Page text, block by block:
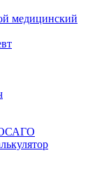
медицинский
ОСАГО